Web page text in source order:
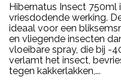
Hibernatus Insect 750ml
vriesdodende werking.
ideaal voor een
en vliegende insecten
vloeibare spray, die bij -
verlamt het insect,
tegen kakkerlakken,...